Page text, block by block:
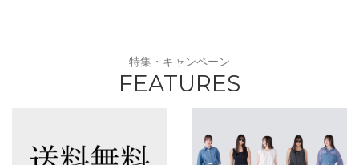
特集・キャンペーン
FEATURES